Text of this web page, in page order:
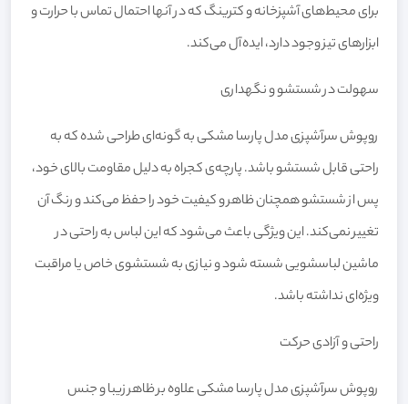
برای محیط‌های آشپزخانه و کترینگ که در آنها احتمال تماس با حرارت و
ابزارهای تیز وجود دارد، ایده‌آل می‌کند.
سهولت در شستشو و نگهداری
روپوش سرآشپزی مدل پارسا مشکی به گونه‌ای طراحی شده که به
راحتی قابل شستشو باشد. پارچه‌ی کجراه به دلیل مقاومت بالای خود،
پس از شستشو همچنان ظاهر و کیفیت خود را حفظ می‌کند و رنگ آن
تغییر نمی‌کند. این ویژگی باعث می‌شود که این لباس به راحتی در
ماشین لباسشویی شسته شود و نیازی به شستشوی خاص یا مراقبت
ویژه‌ای نداشته باشد.
راحتی و آزادی حرکت
روپوش سرآشپزی مدل پارسا مشکی علاوه بر ظاهر زیبا و جنس